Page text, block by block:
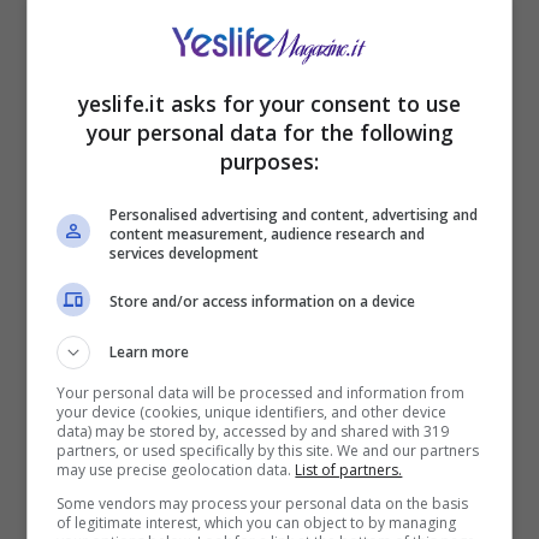
Dramma nel volley: trovata morta
giovane pallavolista italiana
yeslife.it asks for your consent to use
your personal data for the following
purposes:
Personalised advertising and content, advertising and
content measurement, audience research and
services development
Store and/or access information on a device
Learn more
Your personal data will be processed and information from
your device (cookies, unique identifiers, and other device
data) may be stored by, accessed by and shared with 319
partners, or used specifically by this site. We and our partners
may use precise geolocation data. List of partners.
Some vendors may process your personal data on the basis
of legitimate interest, which you can object to by managing